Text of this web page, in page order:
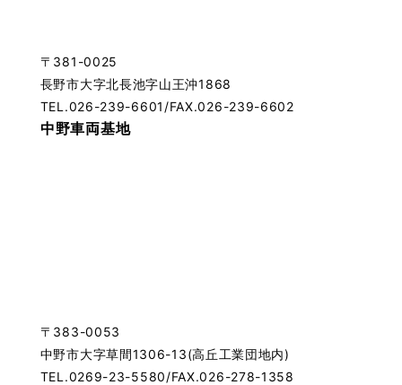
〒381-0025
長野市大字北長池字山王沖1868
TEL.026-239-6601/FAX.026-239-6602
中野車両基地
〒383-0053
中野市大字草間1306-13(高丘工業団地内)
TEL.0269-23-5580/FAX.026-278-1358